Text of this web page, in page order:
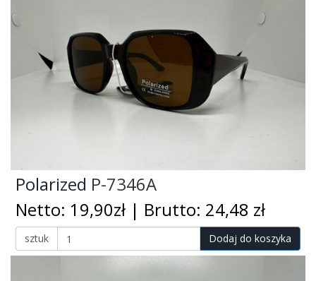
Polarized P-7346A
Netto: 19,90zł | Brutto: 24,48 zł
sztuk Dodaj do koszyka